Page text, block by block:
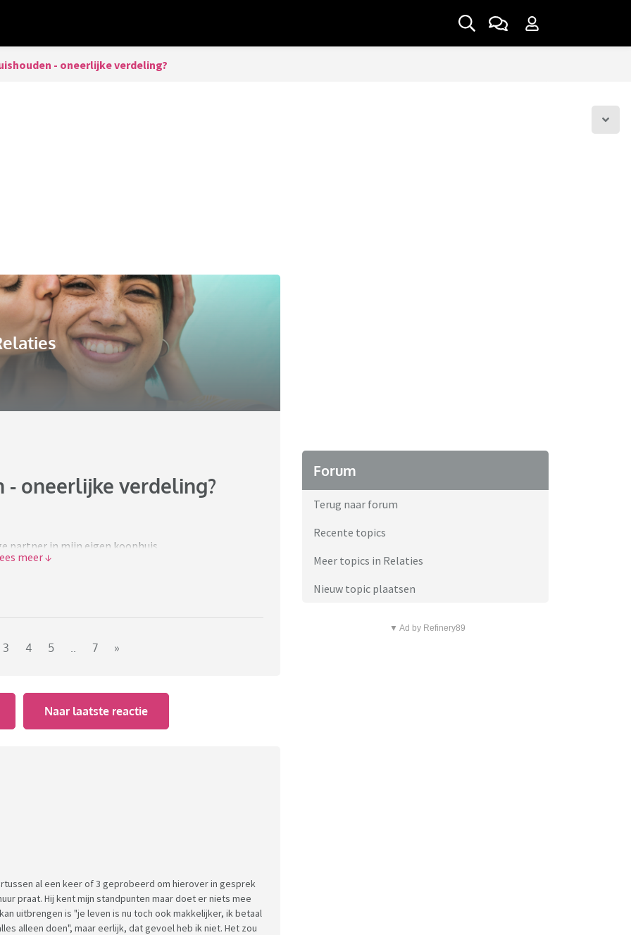
- oneerlijke verdeling?
- oneerlijke verdeling?
partner in mijn eigen koophuis.
voor het huis, daar het op mijn naam staat. Ik
die wel een pak hoger sinds hij
internet,... (allemaal dingen die ik niet
50/50 te doen.
stuk (zoals het bed nu) moet volgens hem 50/50
zit er dus NOOIT in.
woonst al volledig gratis is en mijn maandelijkse
week. Alle overige tijd besteed hij aan gamen en
ook voor 90% van het huishouden. Ik ga naar de
soms echt wel te denken dat hij een beetje
deze relatie.
3 4 5 .. 7 »
Naar laatste reactie
al een keer of 3 geprobeerd om hierover in gesprek
praat. Hij kent mijn standpunten maar doet er niets mee
uitbrengen is "je leven is nu toch ook makkelijker, ik betaal
alleen doen", maar eerlijk, dat gevoel heb ik niet. Het zou
Forum
Terug naar forum
Recente topics
Meer topics in Relaties
Nieuw topic plaatsen
▼ Ad by Refinery89